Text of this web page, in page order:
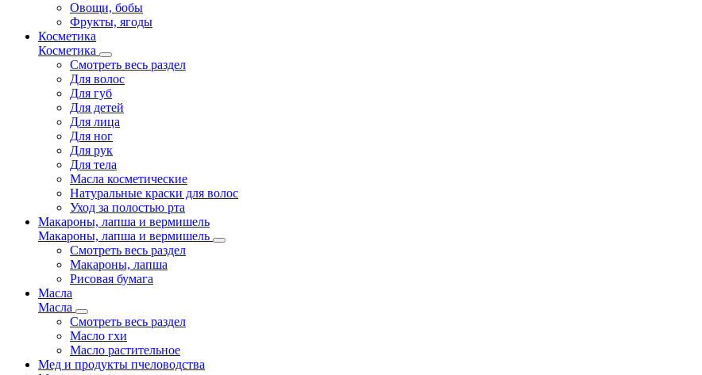
Овощи, бобы
Фрукты, ягоды
Косметика
Косметика
Смотреть весь раздел
Для волос
Для губ
Для детей
Для лица
Для ног
Для рук
Для тела
Масла косметические
Натуральные краски для волос
Уход за полостью рта
Макароны, лапша и вермишель
Макароны, лапша и вермишель
Смотреть весь раздел
Макароны, лапша
Рисовая бумага
Масла
Масла
Смотреть весь раздел
Масло гхи
Масло растительное
Мед и продукты пчеловодства